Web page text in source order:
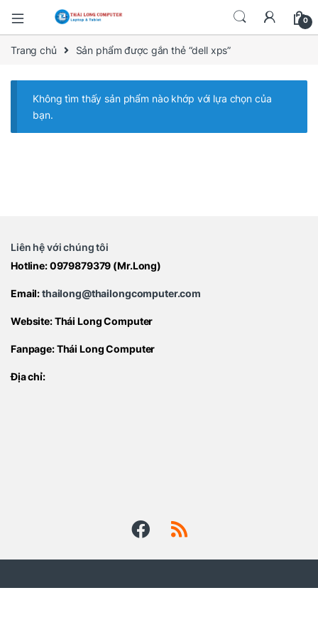
0
Trang chủ Sản phẩm được gắn thẻ “dell xps”
Không tìm thấy sản phẩm nào khớp với lựa chọn của
bạn.
Liên hệ với chúng tôi
Hotline:0979879379 (Mr.Long)
Email:thailong@thailongcomputer.com
Website:Thái Long Computer
Fanpage:Thái Long Computer
Địa chỉ: